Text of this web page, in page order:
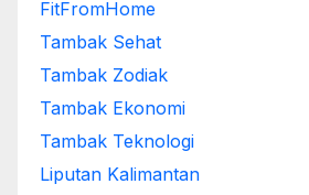
FitFromHome
Tambak Sehat
Tambak Zodiak
Tambak Ekonomi
Tambak Teknologi
Liputan Kalimantan